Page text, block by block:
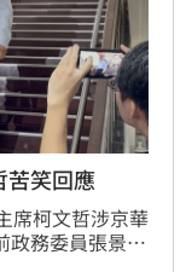
笑回應
席柯文哲涉京華
政務委員張景森